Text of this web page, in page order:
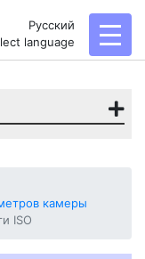
Русский
language
камеры
ISO